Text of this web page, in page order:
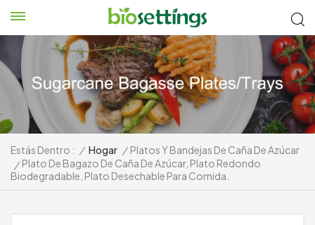
Estás Dentro : / Hogar / Platos Y Bandejas De Caña De Azúcar
/ Plato De Bagazo De Caña De Azúcar, Plato Redondo
Biodegradable, Plato Desechable Para Comida.